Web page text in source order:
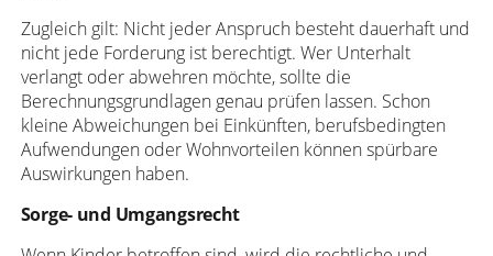
Zugleich gilt: Nicht jeder Anspruch besteht dauerhaft und
nicht jede Forderung ist berechtigt. Wer Unterhalt
verlangt oder abwehren möchte, sollte die
Berechnungsgrundlagen genau prüfen lassen. Schon
kleine Abweichungen bei Einkünften, berufsbedingten
Aufwendungen oder Wohnvorteilen können spürbare
Auswirkungen haben.
Sorge- und Umgangsrecht